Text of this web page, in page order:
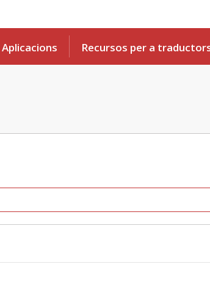
Aplicacions Recursos per a